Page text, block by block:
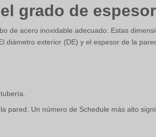
grado de espesor
de acero inoxidable adecuado. Estas
diámetro exterior (DE) y el espesor de la
pared. Un número de Schedule más alto